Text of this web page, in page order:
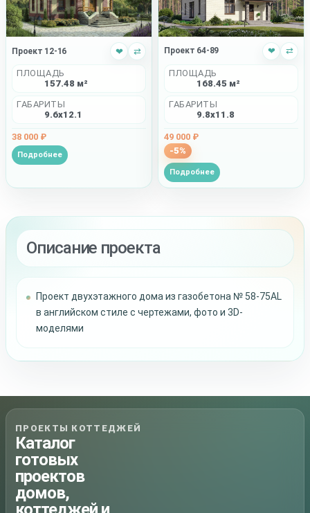
Проект 12-16 ❤ ⇄
ПЛОЩАДЬ
157.48 м²
ГАБАРИТЫ
9.6x12.1
38 000 ₽
Подробнее
Проект 64-89 ❤ ⇄
ПЛОЩАДЬ
168.45 м²
ГАБАРИТЫ
9.8x11.8
49 000 ₽
-5%
Подробнее
Описание проекта
Проект двухэтажного дома из газобетона № 58-75AL
в английском стиле с чертежами, фото и 3D-
моделями
ПРОЕКТЫ КОТТЕДЖЕЙ
Каталог
готовых
проектов
домов,